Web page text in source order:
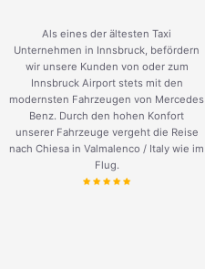
Als eines der ältesten Taxi
Unternehmen in Innsbruck, befördern
wir unsere Kunden von oder zum
Innsbruck Airport stets mit den
modernsten Fahrzeugen von Mercedes
Benz. Durch den hohen Konfort
unserer Fahrzeuge vergeht die Reise
nach Chiesa in Valmalenco / Italy wie im
Flug.